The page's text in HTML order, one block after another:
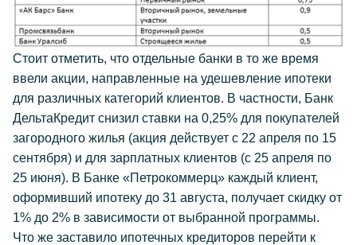
Стоит отметить, что отдельные банки в то же время
ввели акции, направленные на удешевление ипотеки
для различных категорий клиентов. В частности, Банк
ДельтаКредит снизил ставки на 0,25% для покупателей
загородного жилья (акция действует с 22 апреля по 15
сентября) и для зарплатных клиентов (с 25 апреля по
25 июня). В Банке «Петрокоммерц» каждый клиент,
оформивший ипотеку до 31 августа, получает скидку от
1% до 2% в зависимости от выбранной программы.
Что же заставило ипотечных кредиторов перейти к